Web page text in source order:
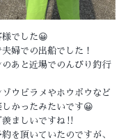
でした😀
婦での出船でした！
あと近場でのんびり釣行
ウビラメやホウボウなど
かったみたいです😀
羨ましいですね‼️
を頂いていたのですが、